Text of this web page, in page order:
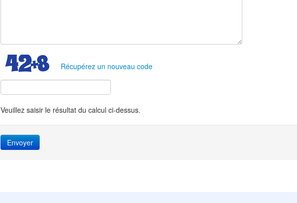
Récupérez un nouveau code
Veuillez saisir le résultat du calcul ci-dessus.
Envoyer